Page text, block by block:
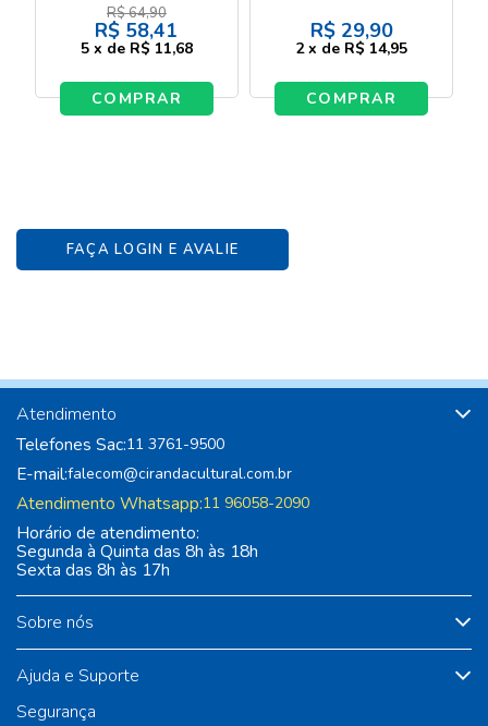
R$64,90
R$ 58,41
5 x de R$ 11,68
COMPRAR
R$ 29,90
2 x de R$ 14,95
COMPRAR
FAÇA LOGIN E AVALIE
Sobre nós
Ajuda e Suporte
Atendimento
Telefones Sac:11 3761-9500
E-mail:falecom@cirandacultural.com.br
Atendimento Whatsapp:11 96058-2090
Horário de atendimento:
Segunda à Quinta das 8h às 18h
Sexta das 8h às 17h
Segurança